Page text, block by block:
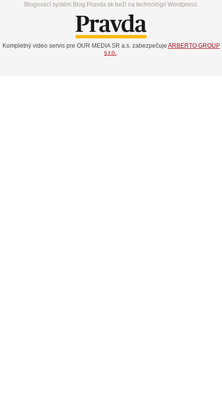
Blogovací systém Blog.Pravda.sk beží na technológií Wordpress.
Kompletný video servis pre OUR MEDIA SR a.s. zabezpečuje ARBERTO GROUP
s.r.o.